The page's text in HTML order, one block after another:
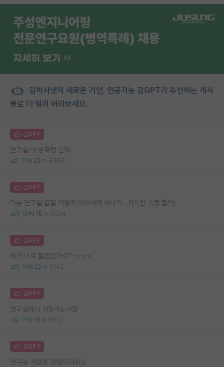
김박사넷의 새로운 거인, 인공지능 김GPT가 추천하는 게시
물로 더 멀리 바라보세요.
김GPT
연구실 내 성추행 문제
7 29 8366
김GPT
다른 연구실 갑질 어떻게 대처해야 하나요...?(폭언 폭행 협박)
13 16 6524
김GPT
제가 너무 젊꼰인가요? ㅠㅠㅠ
11 22 5145
김GPT
연구실에서 허밍하는사람
7 13 5612
김GPT
연구실 사람들 정떨어지네요